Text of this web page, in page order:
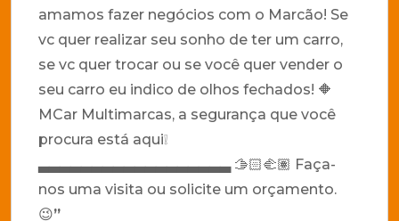
amamos fazer negócios com o Marcão! Se
vc quer realizar seu sonho de ter um carro,
se vc quer trocar ou se você quer vender o
seu carro eu indico de olhos fechados! 🔶
MCar Multimarcas, a segurança que você
procura está aqui❕
▃▃▃▃▃▃▃▃▃▃▃▃▃▃▃▃▃▃ 🫱🏻‍🫲🏽 Faça-
nos uma visita ou solicite um orçamento.
😉”